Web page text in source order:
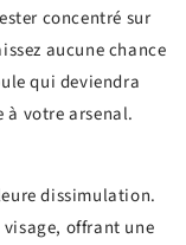
concentré sur
aucune chance
qui deviendra
à votre arsenal.
dissimulation.
offrant une